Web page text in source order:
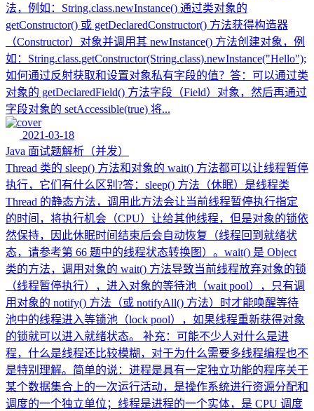
法，例如：String.class.newInstance() 通过类对象的
getConstructor() 或 getDeclaredConstructor() 方法获得构造器
（Constructor）对象并调用其 newInstance() 方法创建对象，例
如：String.class.getConstructor(String.class).newInstance("Hello");
如何通过反射获取和设置对象私有字段的值？答：可以通过类
对象的 getDeclaredField() 方法字段（Field）对象，然后再通过
字段对象的 setAccessible(true) 将...
2021-03-18
Java 面试题解析（并发）
Thread 类的 sleep() 方法和对象的 wait() 方法都可以让线程暂停
执行，它们有什么区别?答：sleep() 方法（休眠）是线程类
Thread 的静态方法，调用此方法会让当前线程暂停执行指定
的时间，将执行机会（CPU）让给其他线程，但是对象的锁依
然保持，因此休眠时间结束后会自动恢复（线程回到就绪状
态，请参考第 66 题中的线程状态转换图）。wait() 是 Object
类的方法，调用对象的 wait() 方法导致当前线程放弃对象的锁
（线程暂停执行），进入对象的等待池（wait pool），只有调
用对象的 notify() 方法（或 notifyAll() 方法）时才能唤醒等待
池中的线程进入等锁池（lock pool），如果线程重新获得对象
的锁就可以进入就绪状态。 补充：可能不少人对什么是进
程，什么是线程还比较模糊，对于为什么需要多线程编程也不
是特别理解。简单的说：进程是具有一定独立功能的程序关于
某个数据集合上的一次运行活动，是操作系统进行资源分配和
调度的一个独立单位；线程是进程的一个实体，是 CPU 调度